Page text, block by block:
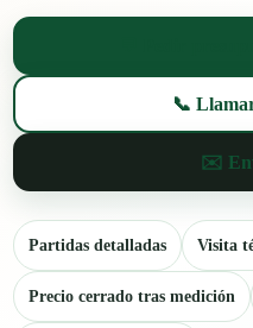
📞
✉️
Partidas detalladas Visita
Precio cerrado tras medición